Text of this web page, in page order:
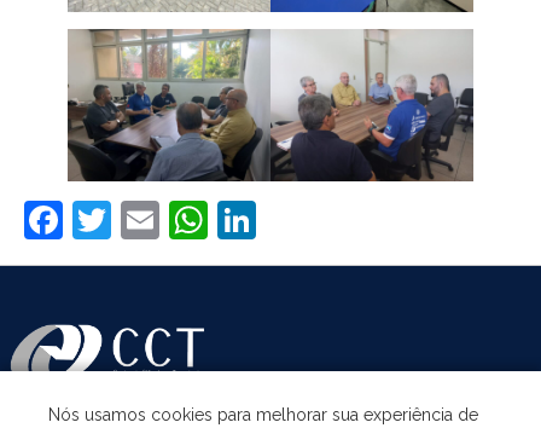
Facebook
Twitter
EmailWhatsApp
Nós usamos cookies para melhorar sua experiência de